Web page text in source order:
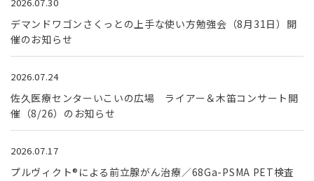
デマンドワゴンさくっとの上手な使い方勉強会（8月31日）開
催のお知らせ
2026.07.24
佐久医療センターいこいの広場 ライアー＆木笛コンサート開
催（8/26）のお知らせ
2026.07.17
プルヴィクト®による前立腺がん治療／68Ga-PSMA PET検査